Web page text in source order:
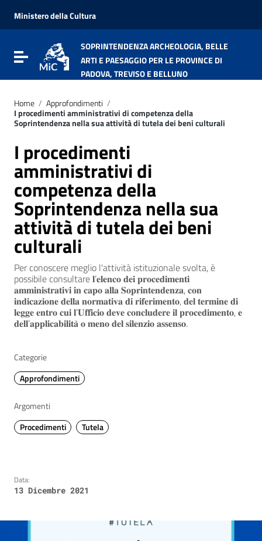
Vai al menu di navigazione
Vai al footer
Ministero della Cultura
Attiva / disattiva la navigazione
SOPRINTENDENZA ARCHEOLOGIA, BELLE
ARTI E PAESAGGIO PER LE PROVINCE DI
PADOVA, TREVISO E BELLUNO
Home / Approfondimenti /
I procedimenti amministrativi di competenza della
Soprintendenza nella sua attività di tutela dei beni culturali
I procedimenti
amministrativi di
competenza della
Soprintendenza nella sua
attività di tutela dei beni
culturali
Per conoscere meglio l'attività istituzionale svolta, è
possibile consultare 𝐥’𝐞𝐥𝐞𝐧𝐜𝐨 𝐝𝐞𝐢 𝐩𝐫𝐨𝐜𝐞𝐝𝐢𝐦𝐞𝐧𝐭𝐢
𝐚𝐦𝐦𝐢𝐧𝐢𝐬𝐭𝐫𝐚𝐭𝐢𝐯𝐢 𝐢𝐧 𝐜𝐚𝐩𝐨 𝐚𝐥𝐥𝐚 𝐒𝐨𝐩𝐫𝐢𝐧𝐭𝐞𝐧𝐝𝐞𝐧𝐳𝐚, 𝐜𝐨𝐧
𝐢𝐧𝐝𝐢𝐜𝐚𝐳𝐢𝐨𝐧𝐞 𝐝𝐞𝐥𝐥𝐚 𝐧𝐨𝐫𝐦𝐚𝐭𝐢𝐯𝐚 𝐝𝐢 𝐫𝐢𝐟𝐞𝐫𝐢𝐦𝐞𝐧𝐭𝐨, 𝐝𝐞𝐥 𝐭𝐞𝐫𝐦𝐢𝐧𝐞 𝐝𝐢
𝐥𝐞𝐠𝐠𝐞 𝐞𝐧𝐭𝐫𝐨 𝐜𝐮𝐢 𝐥’𝐔𝐟𝐟𝐢𝐜𝐢𝐨 𝐝𝐞𝐯𝐞 𝐜𝐨𝐧𝐜𝐥𝐮𝐝𝐞𝐫𝐞 𝐢𝐥 𝐩𝐫𝐨𝐜𝐞𝐝𝐢𝐦𝐞𝐧𝐭𝐨, 𝐞
𝐝𝐞𝐥𝐥’𝐚𝐩𝐩𝐥𝐢𝐜𝐚𝐛𝐢𝐥𝐢𝐭𝐚̀ 𝐨 𝐦𝐞𝐧𝐨 𝐝𝐞𝐥 𝐬𝐢𝐥𝐞𝐧𝐳𝐢𝐨 𝐚𝐬𝐬𝐞𝐧𝐬𝐨.
Categorie
Approfondimenti
Argomenti
Procedimenti
Tutela
Data:
13 Dicembre 2021